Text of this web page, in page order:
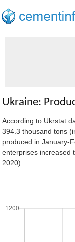
Ukraine:
According to Ukrstat
394.3 thousand tons
produced in January-
enterprises increased
2020).